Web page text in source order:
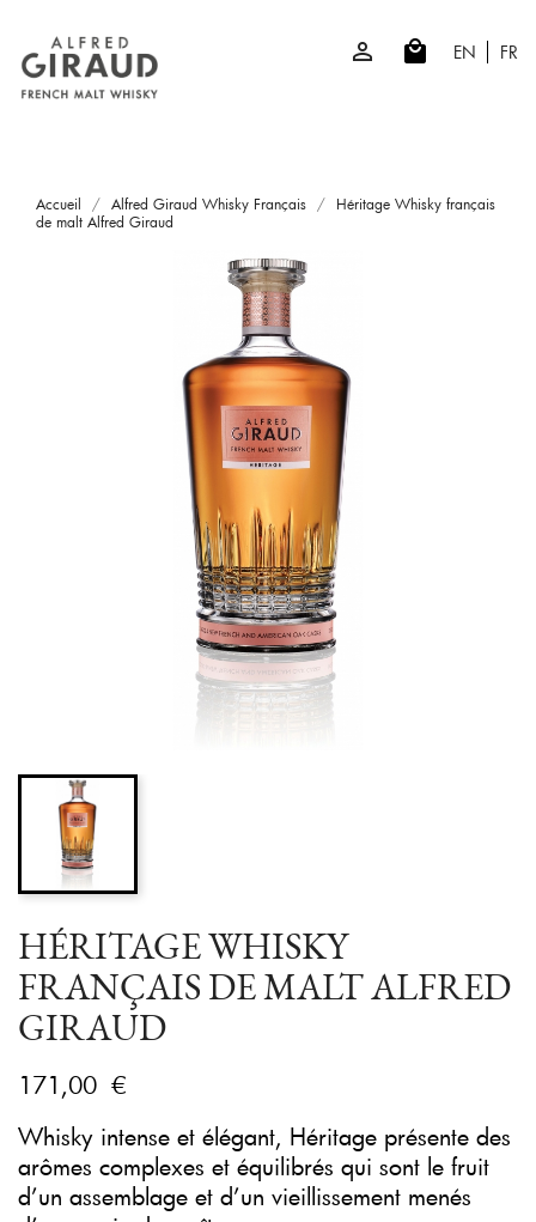
EN FR
local_mall

Accueil Alfred Giraud Whisky Français
Héritage Whisky français
de malt Alfred Giraud
HÉRITAGE WHISKY
FRANÇAIS DE MALT ALFRED
GIRAUD
171,00 €
Whisky intense et élégant, Héritage présente des
arômes complexes et équilibrés qui sont le fruit
d’un assemblage et d’un vieillissement menés